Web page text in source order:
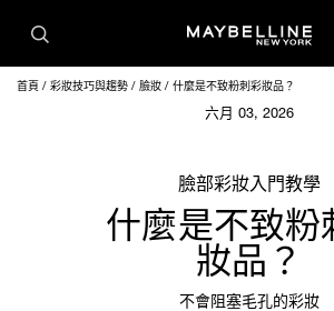
首頁 彩妝技巧與趨勢 臉妝 什麼是不致粉刺彩妝品？
六月 03, 2026
臉部彩妝入門教學
什麼是不致粉
妝品？
不會阻塞毛孔的彩妝